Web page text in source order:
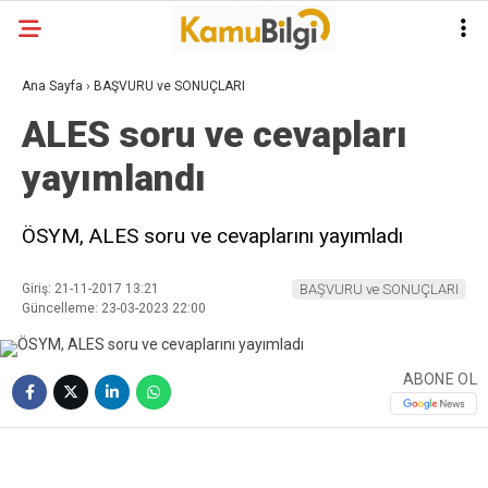
Ana Sayfa › BAŞVURU ve SONUÇLARI
ALES soru ve cevapları
yayımlandı
ÖSYM, ALES soru ve cevaplarını yayımladı
Giriş: 21-11-2017 13:21
Güncelleme: 23-03-2023 22:00
BAŞVURU ve SONUÇLARI
ABONE OL